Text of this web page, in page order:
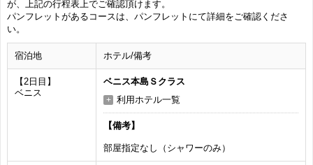
が、上記の行程表上でご確認頂けます。
パンフレットがあるコースは、パンフレットにて詳細をご確認くださ
い。
宿泊地 ホテル/備考
【2日目】
ベニス
ベニス本島Ｓクラス
利用ホテル一覧
【備考】
部屋指定なし（シャワーのみ）